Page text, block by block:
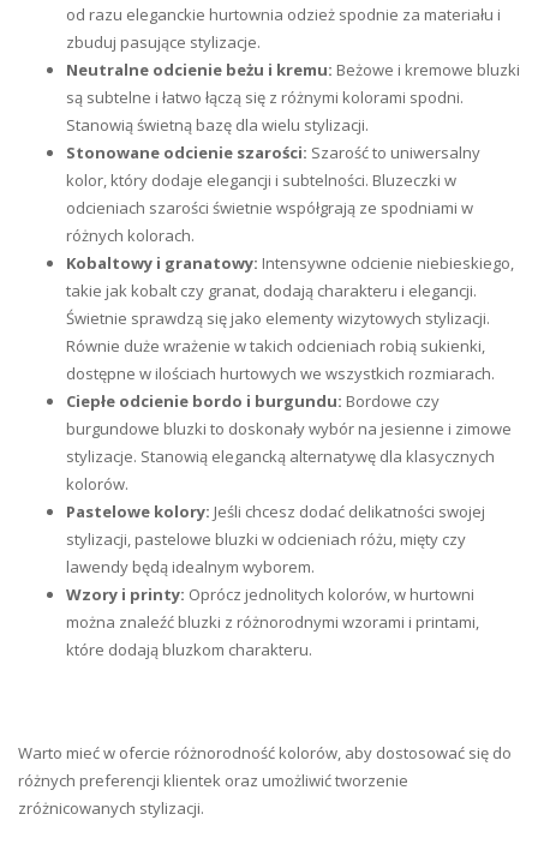
od razu eleganckie hurtownia odzież spodnie za materiału i
zbuduj pasujące stylizacje.
Neutralne odcienie beżu i kremu: Beżowe i kremowe bluzki
są subtelne i łatwo łączą się z różnymi kolorami spodni.
Stanowią świetną bazę dla wielu stylizacji.
Stonowane odcienie szarości: Szarość to uniwersalny
kolor, który dodaje elegancji i subtelności. Bluzeczki w
odcieniach szarości świetnie współgrają ze spodniami w
różnych kolorach.
Kobaltowy i granatowy: Intensywne odcienie niebieskiego,
takie jak kobalt czy granat, dodają charakteru i elegancji.
Świetnie sprawdzą się jako elementy wizytowych stylizacji.
Równie duże wrażenie w takich odcieniach robią sukienki,
dostępne w ilościach hurtowych we wszystkich rozmiarach.
Ciepłe odcienie bordo i burgundu: Bordowe czy
burgundowe bluzki to doskonały wybór na jesienne i zimowe
stylizacje. Stanowią elegancką alternatywę dla klasycznych
kolorów.
Pastelowe kolory: Jeśli chcesz dodać delikatności swojej
stylizacji, pastelowe bluzki w odcieniach różu, mięty czy
lawendy będą idealnym wyborem.
Wzory i printy: Oprócz jednolitych kolorów, w hurtowni
można znaleźć bluzki z różnorodnymi wzorami i printami,
które dodają bluzkom charakteru.
Warto mieć w ofercie różnorodność kolorów, aby dostosować się do
różnych preferencji klientek oraz umożliwić tworzenie
zróżnicowanych stylizacji.